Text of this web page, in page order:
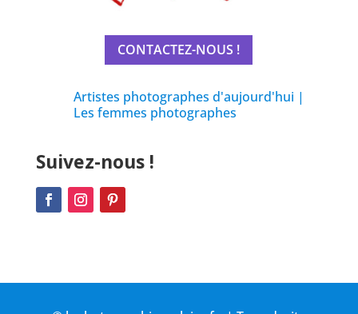
CONTACTEZ-NOUS !
Artistes photographes d'aujourd'hui |
Les femmes photographes
Suivez-nous !